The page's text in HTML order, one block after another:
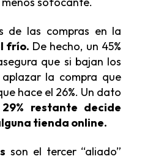
de las compras en la
frío. De hecho, un 45%
que si bajan los
la compra que
hace el 26%. Un dato
restante decide
tienda online.
son el tercer “aliado”